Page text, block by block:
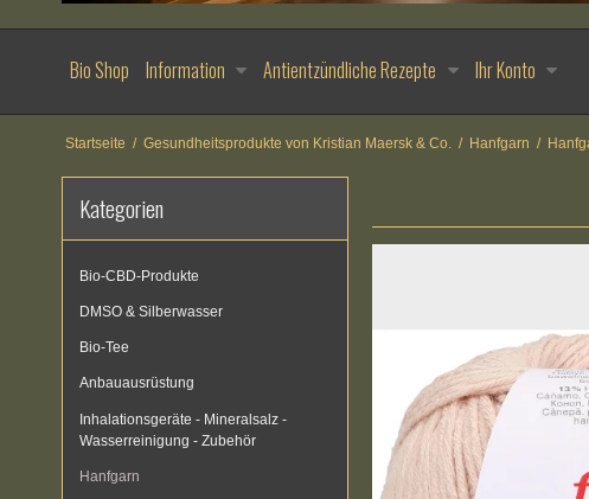
Bio Shop Information Antientzündliche Rezepte Ihr Konto
Startseite / Gesundheitsprodukte von Kristian Maersk & Co. / Hanfgarn /
Kategorien
Bio-CBD-Produkte
DMSO & Silberwasser
Bio-Tee
Anbauausrüstung
Inhalationsgeräte - Mineralsalz -
Wasserreinigung - Zubehör
Hanfgarn